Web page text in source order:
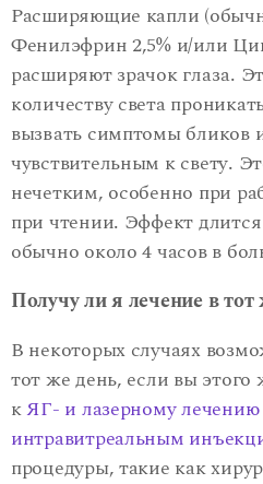
Расширяющие капли
Фенилэфрин 2,5% и/или
расширяют зрачок глаза.
количеству света
вызвать симптомы бликов
чувствительным к свету.
нечетким, особенно при
при чтении. Эффект
обычно около 4 часов в
Получу ли я лечение в тот
В некоторых случаях
тот же день, если вы этого
кЯГ- и лазерному лечению
интравитреальным
процедуры, такие как